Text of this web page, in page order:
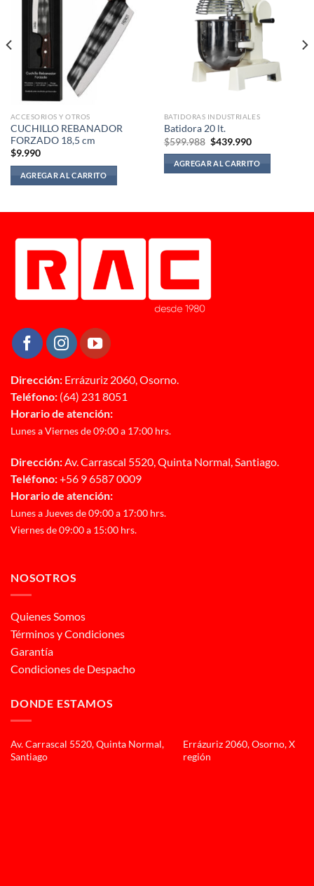
ACCESORIOS Y OTROS
CUCHILLO REBANADOR
FORZADO 18,5 cm
$9.990
AGREGAR AL CARRITO
BATIDORAS INDUSTRIALES
Batidora 20 lt.
$599.988 El
precio
original
era:
$599.988.
$439.990El
actual
es:
$439.990.
AGREGAR AL CARRITO
Dirección: Errázuriz 2060, Osorno.
Teléfono: (64) 231 8051
Horario de atención:
Lunes a Viernes de 09:00 a 17:00 hrs.
Dirección: Av. Carrascal 5520, Quinta Normal, Santiago.
Teléfono:+56 9 6587 0009
Horario de atención:
Lunes a Jueves de 09:00 a 17:00 hrs.
Viernes de 09:00 a 15:00 hrs.
NOSOTROS
Quienes Somos
Términos y Condiciones
Garantía
Condiciones de Despacho
DONDE ESTAMOS
Av. Carrascal 5520, Quinta Normal,
Santiago
Errázuriz 2060, Osorno, X
región